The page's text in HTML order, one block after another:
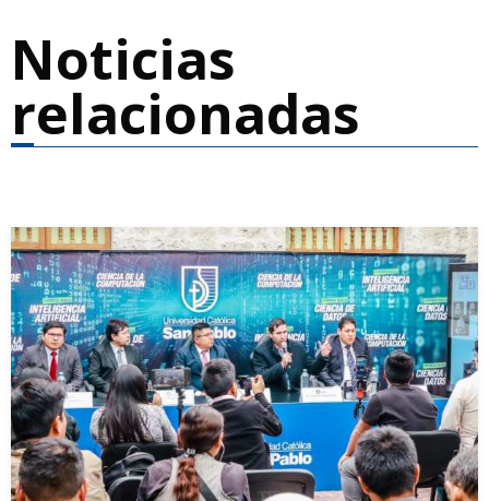
Noticias
relacionadas